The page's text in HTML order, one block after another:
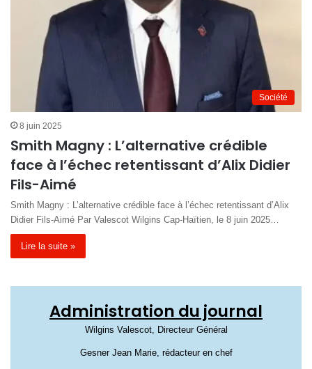
Société
8 juin 2025
Smith Magny : L’alternative crédible
face à l’échec retentissant d’Alix Didier
Fils-Aimé
Smith Magny : L’alternative crédible face à l’échec retentissant d’Alix
Didier Fils-Aimé Par Valescot Wilgins Cap-Haïtien, le 8 juin 2025…
Lire la suite »
Administration du journal
Wilgins Valescot, Directeur Général
Gesner Jean Marie, rédacteur en chef